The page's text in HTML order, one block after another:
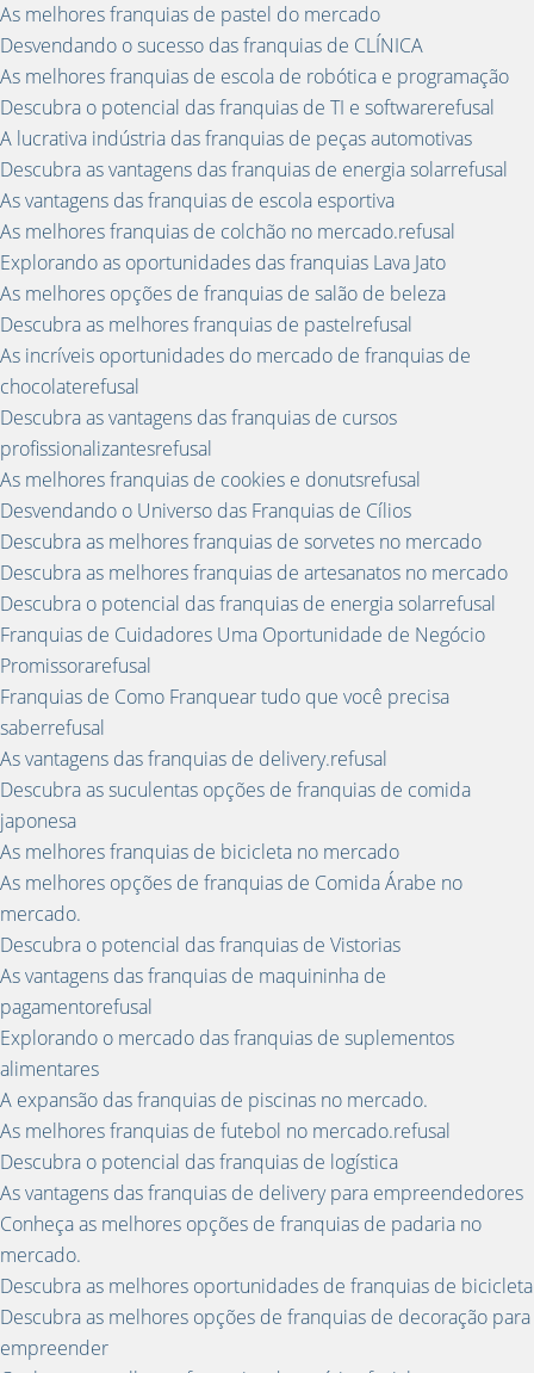
As melhores franquias de pastel do mercado
Desvendando o sucesso das franquias de CLÍNICA
As melhores franquias de escola de robótica e programação
Descubra o potencial das franquias de TI e softwarerefusal
A lucrativa indústria das franquias de peças automotivas
Descubra as vantagens das franquias de energia solarrefusal
As vantagens das franquias de escola esportiva
As melhores franquias de colchão no mercado.refusal
Explorando as oportunidades das franquias Lava Jato
As melhores opções de franquias de salão de beleza
Descubra as melhores franquias de pastelrefusal
As incríveis oportunidades do mercado de franquias de
chocolaterefusal
Descubra as vantagens das franquias de cursos
profissionalizantesrefusal
As melhores franquias de cookies e donutsrefusal
Desvendando o Universo das Franquias de Cílios
Descubra as melhores franquias de sorvetes no mercado
Descubra as melhores franquias de artesanatos no mercado
Descubra o potencial das franquias de energia solarrefusal
Franquias de Cuidadores Uma Oportunidade de Negócio
Promissorarefusal
Franquias de Como Franquear tudo que você precisa
saberrefusal
As vantagens das franquias de delivery.refusal
Descubra as suculentas opções de franquias de comida
japonesa
As melhores franquias de bicicleta no mercado
As melhores opções de franquias de Comida Árabe no
mercado.
Descubra o potencial das franquias de Vistorias
As vantagens das franquias de maquininha de
pagamentorefusal
Explorando o mercado das franquias de suplementos
alimentares
A expansão das franquias de piscinas no mercado.
As melhores franquias de futebol no mercado.refusal
Descubra o potencial das franquias de logística
As vantagens das franquias de delivery para empreendedores
Conheça as melhores opções de franquias de padaria no
mercado.
Descubra as melhores oportunidades de franquias de bicicleta
Descubra as melhores opções de franquias de decoração para
empreender